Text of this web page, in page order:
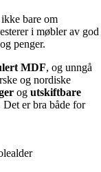
bare om
i møbler av god
penger.
MDF, og unngå
og nordiske
og utskiftbare
Det er bra både for